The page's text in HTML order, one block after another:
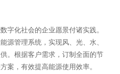
字化社会的企业愿景付诸实践。
源管理系统，实现风、光、水、
。根据客户需求，订制全面的节
案，有效提高能源使用效率。